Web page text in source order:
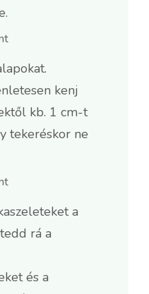
kenj
kb. 1 cm-t
tekeréskor ne
a
rá a
és a